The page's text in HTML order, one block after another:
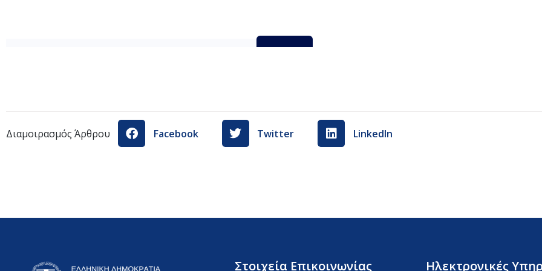
Λήψη
Διαμοιρασμός Άρθρου Facebook Twitter LinkedIn
Στοιχεία Επικοινωνίας Ηλεκτρονικές